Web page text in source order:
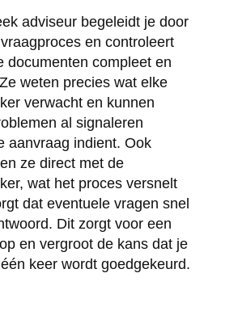
adviseur begeleidt je door
en controleert
documenten compleet en
weten precies wat elke
verwacht en kunnen
al signaleren
aanvraag indient. Ook
ze direct met de
wat het proces versnelt
dat eventuele vragen snel
Dit zorgt voor een
en vergroot de kans dat je
keer wordt goedgekeurd.